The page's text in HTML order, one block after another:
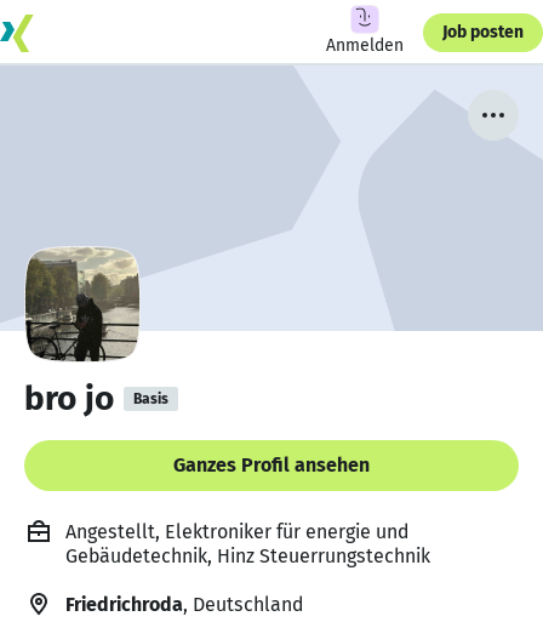
Anmelden
Job posten
bro jo Basis
Ganzes Profil ansehen
Angestellt, Elektroniker für energie und
Gebäudetechnik, Hinz Steuerrungstechnik
Friedrichroda, Deutschland